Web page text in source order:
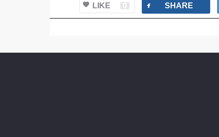
LIKE 0 facebook SHARE